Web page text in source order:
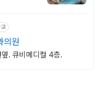
고
의원
. 큐비메디컬 4층.